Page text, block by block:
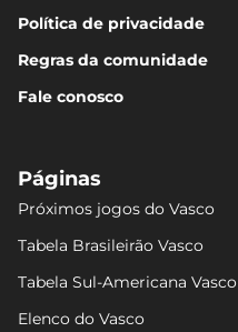
Política de privacidade
Regras da comunidade
Fale conosco
Páginas
Próximos jogos do Vasco
Tabela Brasileirão Vasco
Tabela Sul-Americana Vasco
Elenco do Vasco